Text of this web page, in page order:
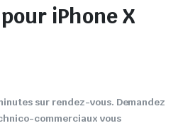
iPhone X
sur rendez-vous. Demandez
commerciaux vous